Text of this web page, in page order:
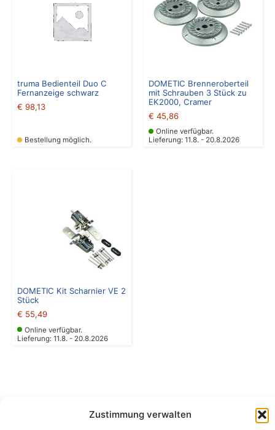
Zustimmung verwalten
truma Bedienteil Duo C
Fernanzeige schwarz
€ 98,13
Bestellung möglich.
DOMETIC Brenneroberteil
mit Schrauben 3 Stück zu
EK2000, Cramer
€ 45,86
Online verfügbar.
Lieferung: 11.8. - 20.8.2026
DOMETIC Kit Scharnier VE 2
Stück
€ 55,49
Online verfügbar.
Lieferung: 11.8. - 20.8.2026